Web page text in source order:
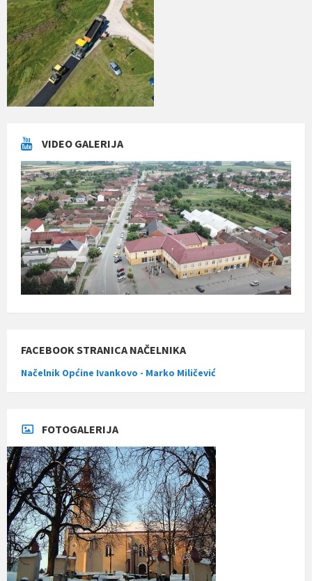
VIDEO GALERIJA
FACEBOOK STRANICA NAČELNIKA
Načelnik Općine Ivankovo - Marko Miličević
FOTOGALERIJA